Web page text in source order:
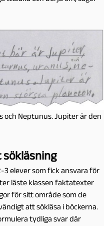
och Neptunus. Jupiter är den
sökläsning
3 elever som fick ansvara för
läste klassen faktatexter
för sitt område som de
att sökläsa i böckerna.
tydliga svar där